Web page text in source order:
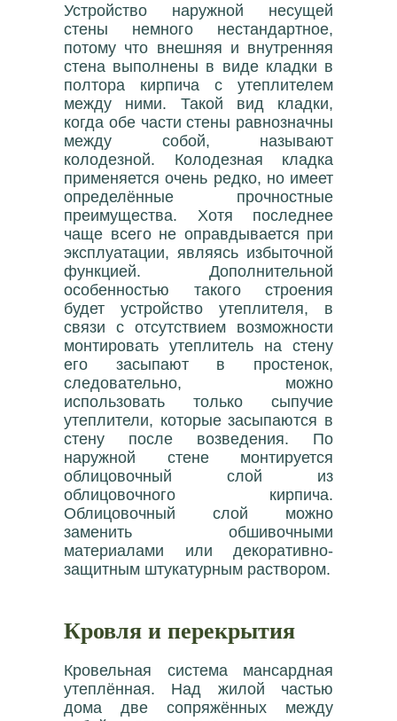
Устройство наружной несущей
стены немного нестандартное,
потому что внешняя и внутренняя
стена выполнены в виде кладки в
полтора кирпича с утеплителем
между ними. Такой вид кладки,
когда обе части стены равнозначны
между собой, называют
колодезной. Колодезная кладка
применяется очень редко, но имеет
определённые прочностные
преимущества. Хотя последнее
чаще всего не оправдывается при
эксплуатации, являясь избыточной
функцией. Дополнительной
особенностью такого строения
будет устройство утеплителя, в
связи с отсутствием возможности
монтировать утеплитель на стену
его засыпают в простенок,
следовательно, можно
использовать только сыпучие
утеплители, которые засыпаются в
стену после возведения. По
наружной стене монтируется
облицовочный слой из
облицовочного кирпича.
Облицовочный слой можно
заменить обшивочными
материалами или декоративно-
защитным штукатурным раствором.
Кровля и перекрытия
Кровельная система мансардная
утеплённая. Над жилой частью
дома две сопряжённых между